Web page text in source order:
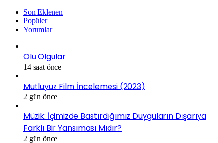
Son Eklenen
Popüler
Yorumlar
Ölü Olgular
14 saat önce
Mutluyuz Film İncelemesi (2023)
2 gün önce
Müzik: İçimizde Bastırdığımız Duyguların Dışarıya
Farklı Bir Yansıması Mıdır?
2 gün önce